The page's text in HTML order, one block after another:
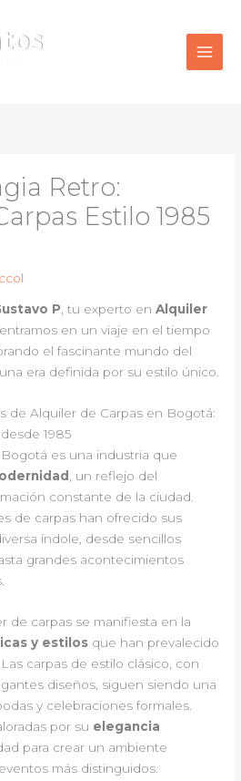
Retro:
Estilo 1985
P, tu experto enAlquiler
en un viaje en el tiempo
el fascinante mundo del
era definida por su estilo único.
de Alquiler de Carpas en Bogotá:
1985
es una industria que
, un reflejo del
constante de la ciudad.
de carpas han ofrecido sus
índole, desde sencillos
grandes acontecimientos
de carpas se manifiesta en la
y estilos que han prevalecido
carpas de estilo clásico, con
diseños, siguen siendo una
y celebraciones formales.
por su elegancia
para crear un ambiente
más distinguidos.